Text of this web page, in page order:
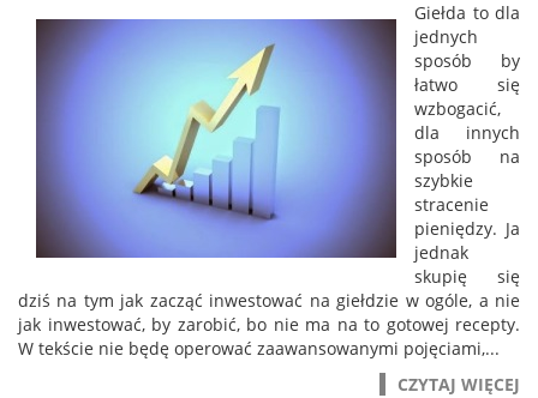
Giełda to dla
jednych
sposób by
łatwo się
wzbogacić,
dla innych
sposób na
szybkie
stracenie
pieniędzy. Ja
jednak
skupię się
dziś na tym jak zacząć inwestować na giełdzie w ogóle, a nie
jak inwestować, by zarobić, bo nie ma na to gotowej recepty.
W tekście nie będę operować zaawansowanymi pojęciami,...
CZYTAJ WIĘCEJ